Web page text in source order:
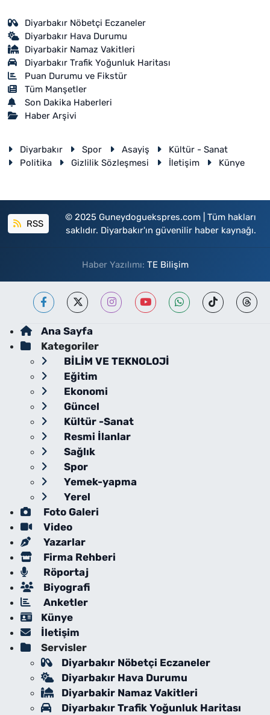
Diyarbakır Nöbetçi Eczaneler
Diyarbakır Hava Durumu
Diyarbakir Namaz Vakitleri
Diyarbakır Trafik Yoğunluk Haritası
Puan Durumu ve Fikstür
Tüm Manşetler
Son Dakika Haberleri
Haber Arşivi
Diyarbakır Spor Asayiş
Kültür - Sanat
Politika
Gizlilik Sözleşmesi İletişim Künye
RSS
© 2025 Guneydoguekspres.com | Tüm hakları
saklıdır. Diyarbakır'ın güvenilir haber kaynağı.
Haber Yazılımı: TE Bilişim
Ana Sayfa
Kategoriler
BİLİM VE TEKNOLOJİ
Eğitim
Ekonomi
Güncel
Kültür -Sanat
Resmi İlanlar
Sağlık
Spor
Yemek-yapma
Yerel
Foto Galeri
Video
Yazarlar
Firma Rehberi
Röportaj
Biyografi
Anketler
Künye
İletişim
Servisler
Diyarbakır Nöbetçi Eczaneler
Diyarbakır Hava Durumu
Diyarbakir Namaz Vakitleri
Diyarbakır Trafik Yoğunluk Haritası